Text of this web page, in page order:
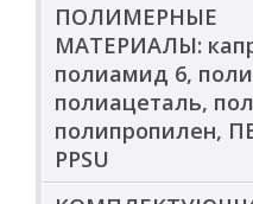
ПОЛИМЕРНЫЕ
МАТЕРИАЛЫ:
полиамид 6,
полиацеталь,
полипропилен,
PPSU